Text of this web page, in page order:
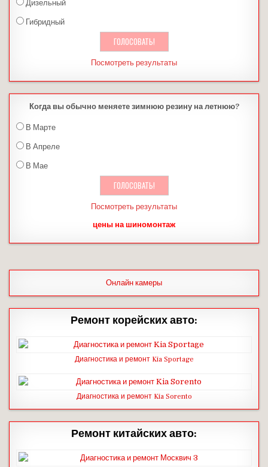
Дизельный
Гибридный
Посмотреть результаты
Когда вы обычно меняете зимнюю резину на летнюю?
В Марте
В Апреле
В Мае
Посмотреть результаты
цены на шиномонтаж
Онлайн камеры
Ремонт корейских авто:
Диагностика и ремонт Kia Sportage
Диагностика и ремонт Kia Sorento
Ремонт китайских авто: